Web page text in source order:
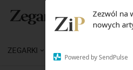
Zezwól na
nowych
Powered by SendPulse
ZEGARKI